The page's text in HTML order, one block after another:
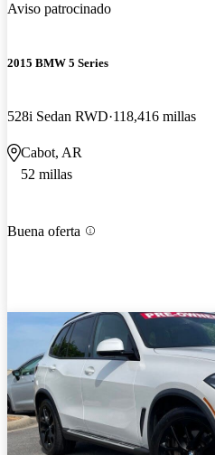
Aviso patrocinado
2015 BMW 5 Series
528i Sedan RWD 118,416 millas
Cabot, AR
52 millas
Buena oferta